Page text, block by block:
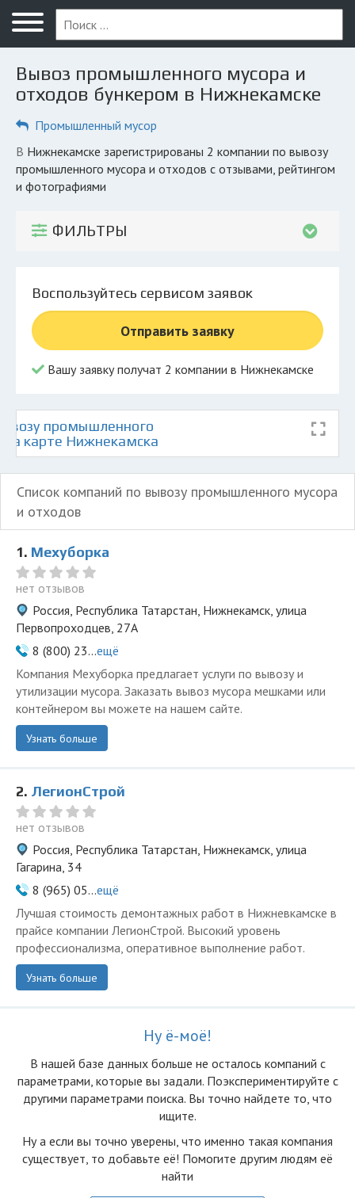
Меню
Главная
Вопрос юристу
Компании
КОМПАНИЯМ
© 2026 Все права защищены
Вывоз промышленного мусора и
отходов бункером в Нижнекамске
Промышленный мусор
в Нижнекамске зарегистрированы 2 компании по вывозу
промышленного мусора и отходов с отзывами, рейтингом
и фотографиями
ФИЛЬТРЫ
Воспользуйтесь сервисом заявок
Отправить заявку
Вашу заявку получат 2 компании в Нижнекамске
промышленного
на карте Нижнекамска
Список компаний по вывозу промышленного мусора
и отходов
1. Мехуборка
нет отзывов
Россия, Республика Татарстан, Нижнекамск, улица
Первопроходцев, 27А
8 (800) 23...ещё
Компания Мехуборка предлагает услуги по вывозу и
утилизации мусора. Заказать вывоз мусора мешками или
контейнером вы можете на нашем сайте.
Узнать больше
2. ЛегионСтрой
нет отзывов
Россия, Республика Татарстан, Нижнекамск, улица
Гагарина, 34
8 (965) 05...ещё
Лучшая стоимость демонтажных работ в Нижневкамске в
прайсе компании ЛегионСтрой. Высокий уровень
профессионализма, оперативное выполнение работ.
Узнать больше
Ну ё-моё!
В нашей базе данных больше не осталоcь компаний с
параметрами, которые вы задали. Поэкспериментируйте с
другими параметрами поиска. Вы точно найдете то, что
ищите.
Ну а если вы точно уверены, что именно такая компания
существует, то добавьте её! Помогите другим людям её
найти